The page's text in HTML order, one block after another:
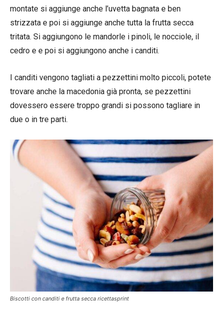
montate si aggiunge anche l’uvetta bagnata e ben
strizzata e poi si aggiunge anche tutta la frutta secca
tritata. Si aggiungono le mandorle i pinoli, le nocciole, il
cedro e e poi si aggiungono anche i canditi.
I canditi vengono tagliati a pezzettini molto piccoli, potete
trovare anche la macedonia già pronta, se pezzettini
dovessero essere troppo grandi si possono tagliare in
due o in tre parti.
Biscotti con canditi e frutta secca ricettasprint